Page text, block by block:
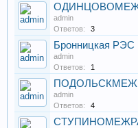
admin
Ответов:
3
Бронницкая РЭС
admin
Ответов:
1
admin
Ответов:
4